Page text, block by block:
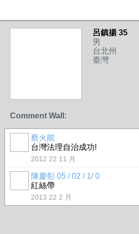
呂鎮揚 35
男
台北州
臺灣
Comment Wall:
蔡火能
台灣法理自治成功!
2012 22 11 月
陳慶彰 05 / 02 / 1/ 0
紅絲帶
2013 22 2 月